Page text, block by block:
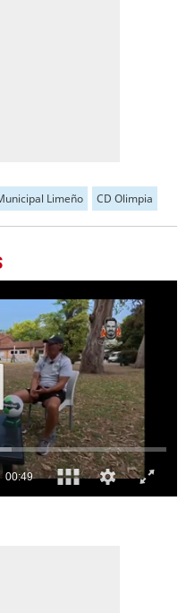
Limeño CD Olimpia
00:49